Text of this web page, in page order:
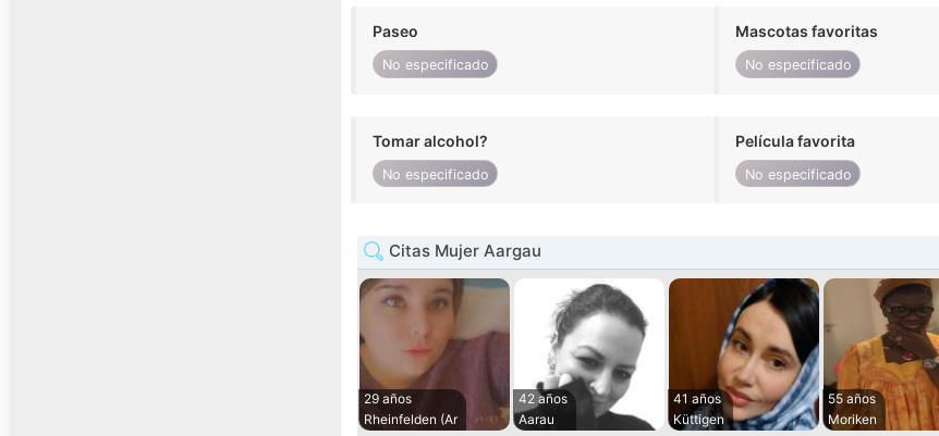
Paseo
No especificado
Mascotas favoritas
No especificado
Tomar alcohol?
No especificado
Película favorita
No especificado
Citas Mujer Aargau
29 años
Rheinfelden (Ar
42 años
Aarau
41 años
Küttigen
55 años
Moriken